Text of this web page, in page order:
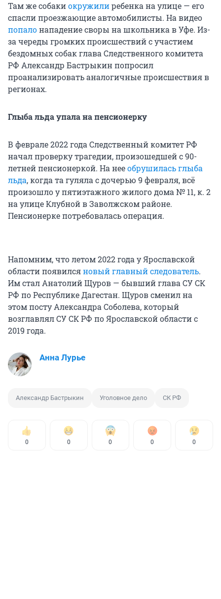
Там же собакиокружилиребенка на улице — его
спасли проезжающие автомобилисты. На видео
попалонападение своры на школьника в Уфе. Из-
за череды громких происшествий с участием
бездомных собак глава Следственного комитета
РФ Александр Бастрыкин попросил
проанализировать аналогичные происшествия в
регионах.
Глыба льда упала на пенсионерку
В феврале 2022 года Следственный комитет РФ
начал проверку трагедии, произошедшей с 90-
летней пенсионеркой. На нееобрушилась глыба
льда, когда та гуляла с дочерью 9 февраля, всё
произошло у пятиэтажного жилого дома № 11, к. 2
на улице Клубной в Заволжском районе.
Пенсионерке потребовалась операция.
Напомним, что летом 2022 года у Ярославской
области появилсяновый главный следователь.
Им стал Анатолий Щуров — бывший глава СУ СК
РФ по Республике Дагестан. Щуров сменил на
этом посту Александра Соболева, который
возглавлял СУ СК РФ по Ярославской области с
2019 года.
Анна Лурье
Александр Бастрыкин Уголовное дело СК РФ
0 0 0 0 0